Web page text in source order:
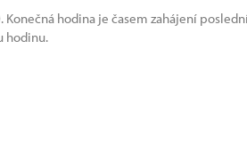
Konečná hodina je časem zahájení
hodinu.